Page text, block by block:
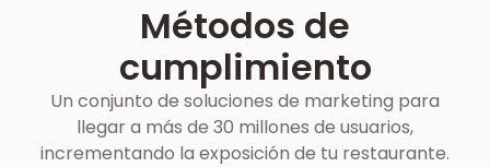
Métodos de
cumplimiento
Un conjunto de soluciones de marketing para
llegar a más de 30 millones de usuarios,
incrementando la exposición de tu restaurante.